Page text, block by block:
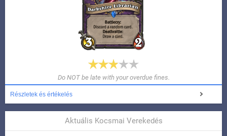
Do NOT be late with your overdue fines.
Részletek és értékelés
Aktuális Kocsmai Verekedés